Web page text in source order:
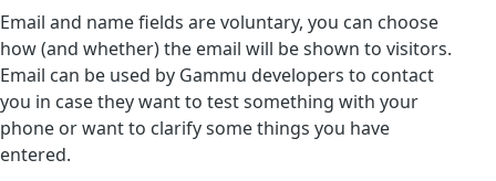
Email and name fields are voluntary, you can choose
how (and whether) the email will be shown to visitors.
Email can be used by Gammu developers to contact
you in case they want to test something with your
phone or want to clarify some things you have
entered.